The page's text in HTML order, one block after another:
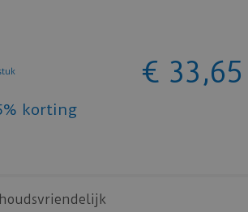
€ 33,65
korting